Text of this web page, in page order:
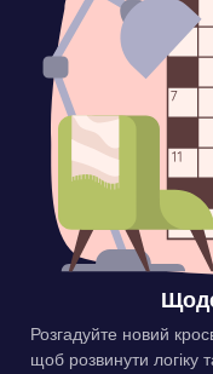
Розгадуйте новий
щоб розвинути логіку